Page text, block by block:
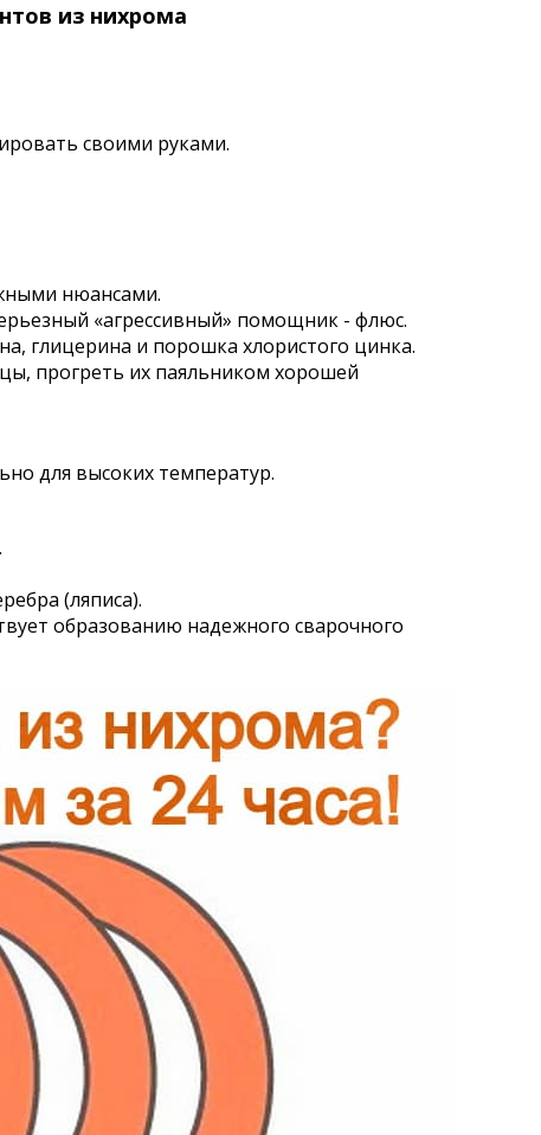
из нихрома
своими руками.
нюансами.
«агрессивный» помощник - флюс.
глицерина и порошка хлористого цинка.
прогреть их паяльником хорошей
для высоких температур.
(ляписа).
образованию надежного сварочного